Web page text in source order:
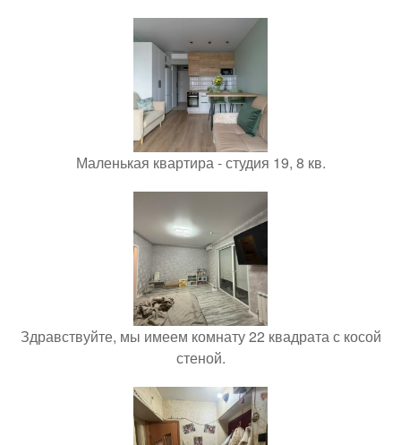
Маленькая квартира - студия 19, 8 кв.
Здравствуйте, мы имеем комнату 22 квадрата с косой
стеной.